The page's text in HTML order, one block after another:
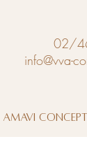
02/
info@vva-